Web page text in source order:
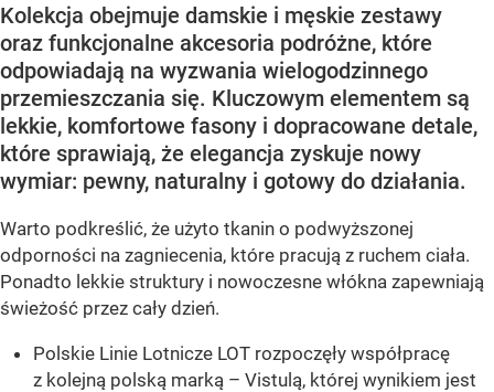
Kolekcja obejmuje damskie i męskie zestawy
oraz funkcjonalne akcesoria podróżne, które
odpowiadają na wyzwania wielogodzinnego
przemieszczania się. Kluczowym elementem są
lekkie, komfortowe fasony i dopracowane detale,
które sprawiają, że elegancja zyskuje nowy
wymiar: pewny, naturalny i gotowy do działania.
Warto podkreślić, że użyto tkanin o podwyższonej
odporności na zagniecenia, które pracują z ruchem ciała.
Ponadto lekkie struktury i nowoczesne włókna zapewniają
świeżość przez cały dzień.
Polskie Linie Lotnicze LOT rozpoczęły współpracę
z kolejną polską marką – Vistulą, której wynikiem jest